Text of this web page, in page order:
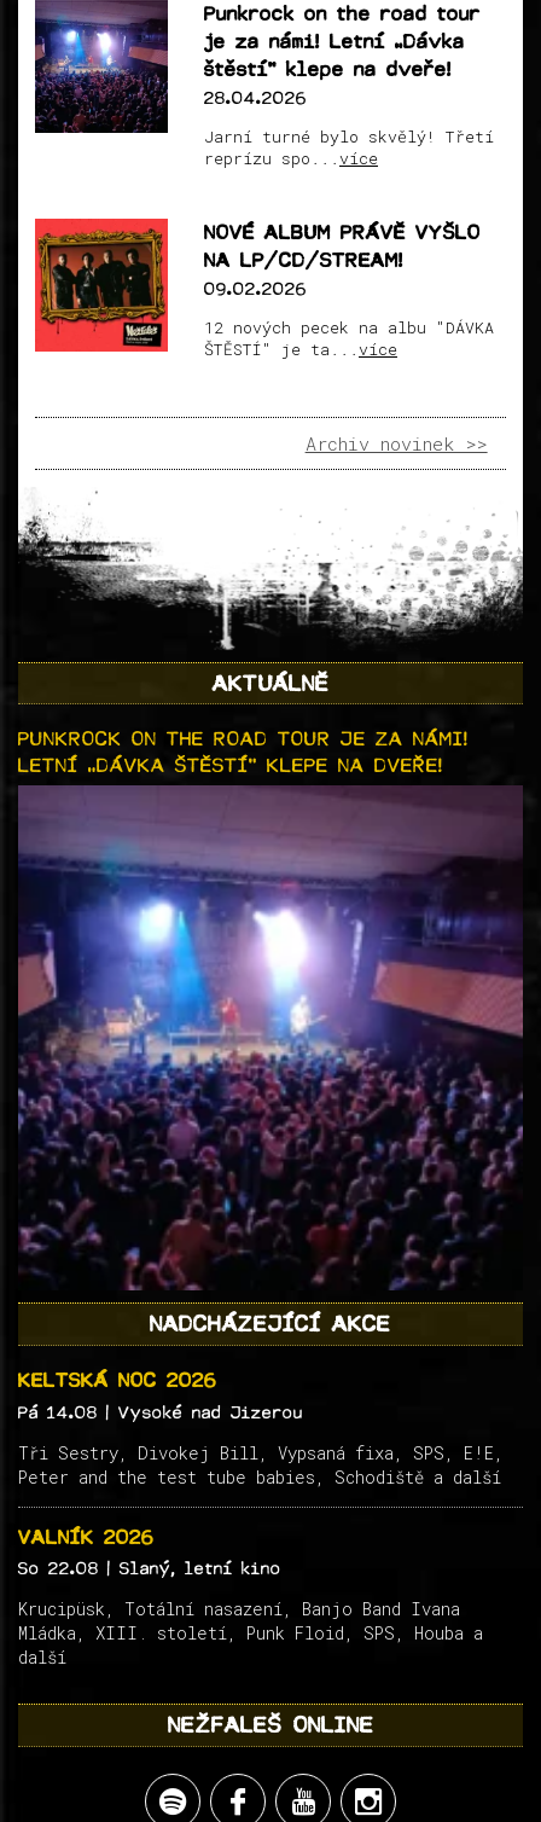
Punkrock on the road tour
je za námi! Letní „Dávka
štěstí“ klepe na dveře!
28.04.2026
Jarní turné bylo skvělý! Třetí
reprízu spo...více
NOVÉ ALBUM PRÁVĚ VYŠLO
NA LP/CD/STREAM!
09.02.2026
12 nových pecek na albu "DÁVKA
ŠTĚSTÍ" je ta...více
Archiv novinek >>
AKTUÁLNĚ
PUNKROCK ON THE ROAD TOUR JE ZA NÁMI!
LETNÍ „DÁVKA ŠTĚSTÍ“ KLEPE NA DVEŘE!
NADCHÁZEJÍCÍ AKCE
KELTSKÁ NOC 2026
Pá 14.08 | Vysoké nad Jizerou
Tři Sestry, Divokej Bill, Vypsaná fixa, SPS, E!E,
Peter and the test tube babies, Schodiště a další
VALNÍK 2026
So 22.08 | Slaný, letní kino
Krucipüsk, Totální nasazení, Banjo Band Ivana
Mládka, XIII. století, Punk Floid, SPS, Houba a
další
NEŽFALEŠ ONLINE